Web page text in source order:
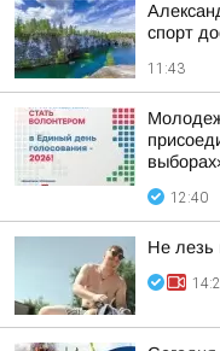
спорт
11:43
12:40
Не лезь